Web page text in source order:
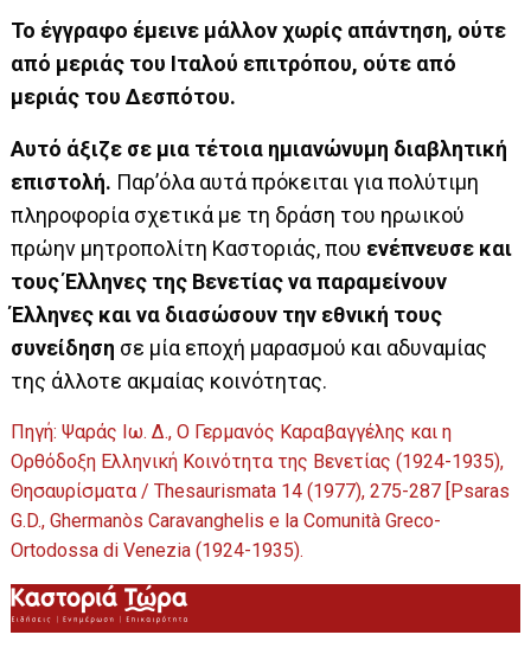
Το έγγραφο έμεινε μάλλον χωρίς απάντηση, ούτε
από μεριάς του Ιταλού επιτρόπου, ούτε από
μεριάς του Δεσπότου.
Αυτό άξιζε σε μια τέτοια ημιανώνυμη διαβλητική
επιστολή. Παρ’όλα αυτά πρόκειται για πολύτιμη
πληροφορία σχετικά με τη δράση του ηρωικού
πρώην μητροπολίτη Καστοριάς, που ενέπνευσε και
τους Έλληνες της Βενετίας να παραμείνουν
Έλληνες και να διασώσουν την εθνική τους
συνείδηση σε μία εποχή μαρασμού και αδυναμίας
της άλλοτε ακμαίας κοινότητας.
Πηγή: Ψαράς Ιω. Δ., Ο Γερμανός Καραβαγγέλης και η
Ορθόδοξη Ελληνική Κοινότητα της Βενετίας (1924-1935),
Θησαυρίσματα / Thesaurismata 14 (1977), 275-287 [Psaras
G.D., Ghermanòs Caravanghelis e la Comunità Greco-
Ortodossa di Venezia (1924-1935).